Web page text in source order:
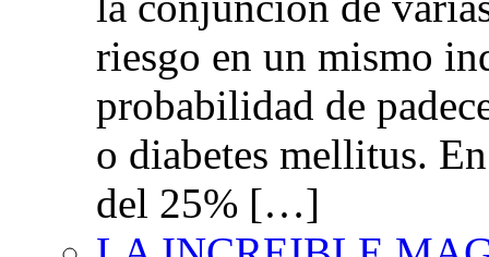
riesgo en un mismo
probabilidad de
o diabetes mellitus.
del 25% […]